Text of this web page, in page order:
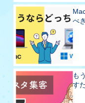
べ
も
す